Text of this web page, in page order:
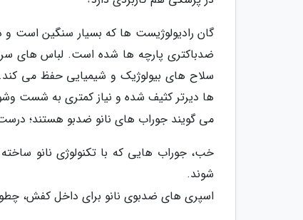
گان رادیولوژیست ها که بسیار سنگین است
ضدباکتری پارچه ها شده است. لباس های
سلاح های بیولوژیک و شیمیایی حفظ می
ها دیرتر کثیف شده و نیاز کمتری به شست
می گویند جوراب های نانو ضدبو هستند؛
خب، جوراب هایی که با تکنولوژی نانو
شوند.
اسپری های ضدبوی نانو برای داخل کفش،